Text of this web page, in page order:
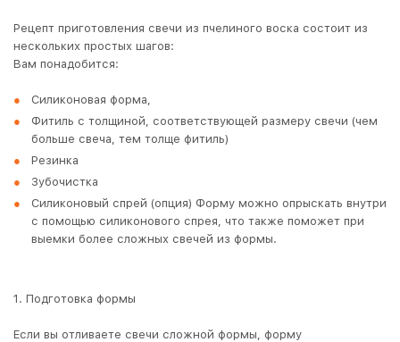
Рецепт приготовления свечи из пчелиного воска состоит из
нескольких простых шагов:
Вам понадобится:
Силиконовая форма,
Фитиль с толщиной, соответствующей размеру свечи (чем
больше свеча, тем толще фитиль)
Резинка
Зубочистка
Силиконовый спрей (опция) Форму можно опрыскать внутри
с помощью силиконового спрея, что также поможет при
выемки более сложных свечей из формы.
1. Подготовка формы
Если вы отливаете свечи сложной формы, форму